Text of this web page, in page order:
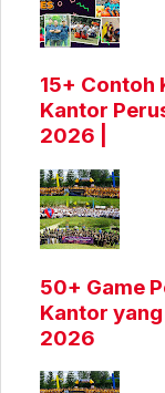
15+ Contoh
Kantor
2026 |
50+ Game
Kantor
2026